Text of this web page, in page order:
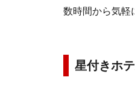
数時間から気軽
星付きホ